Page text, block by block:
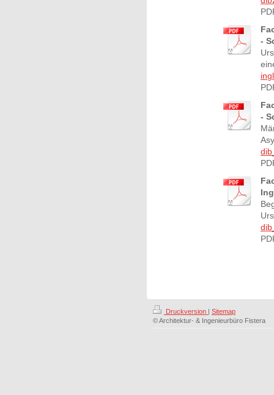
-
-
Druckversion | Sitemap
© Architektur- & Ingenieurbüro Fistera